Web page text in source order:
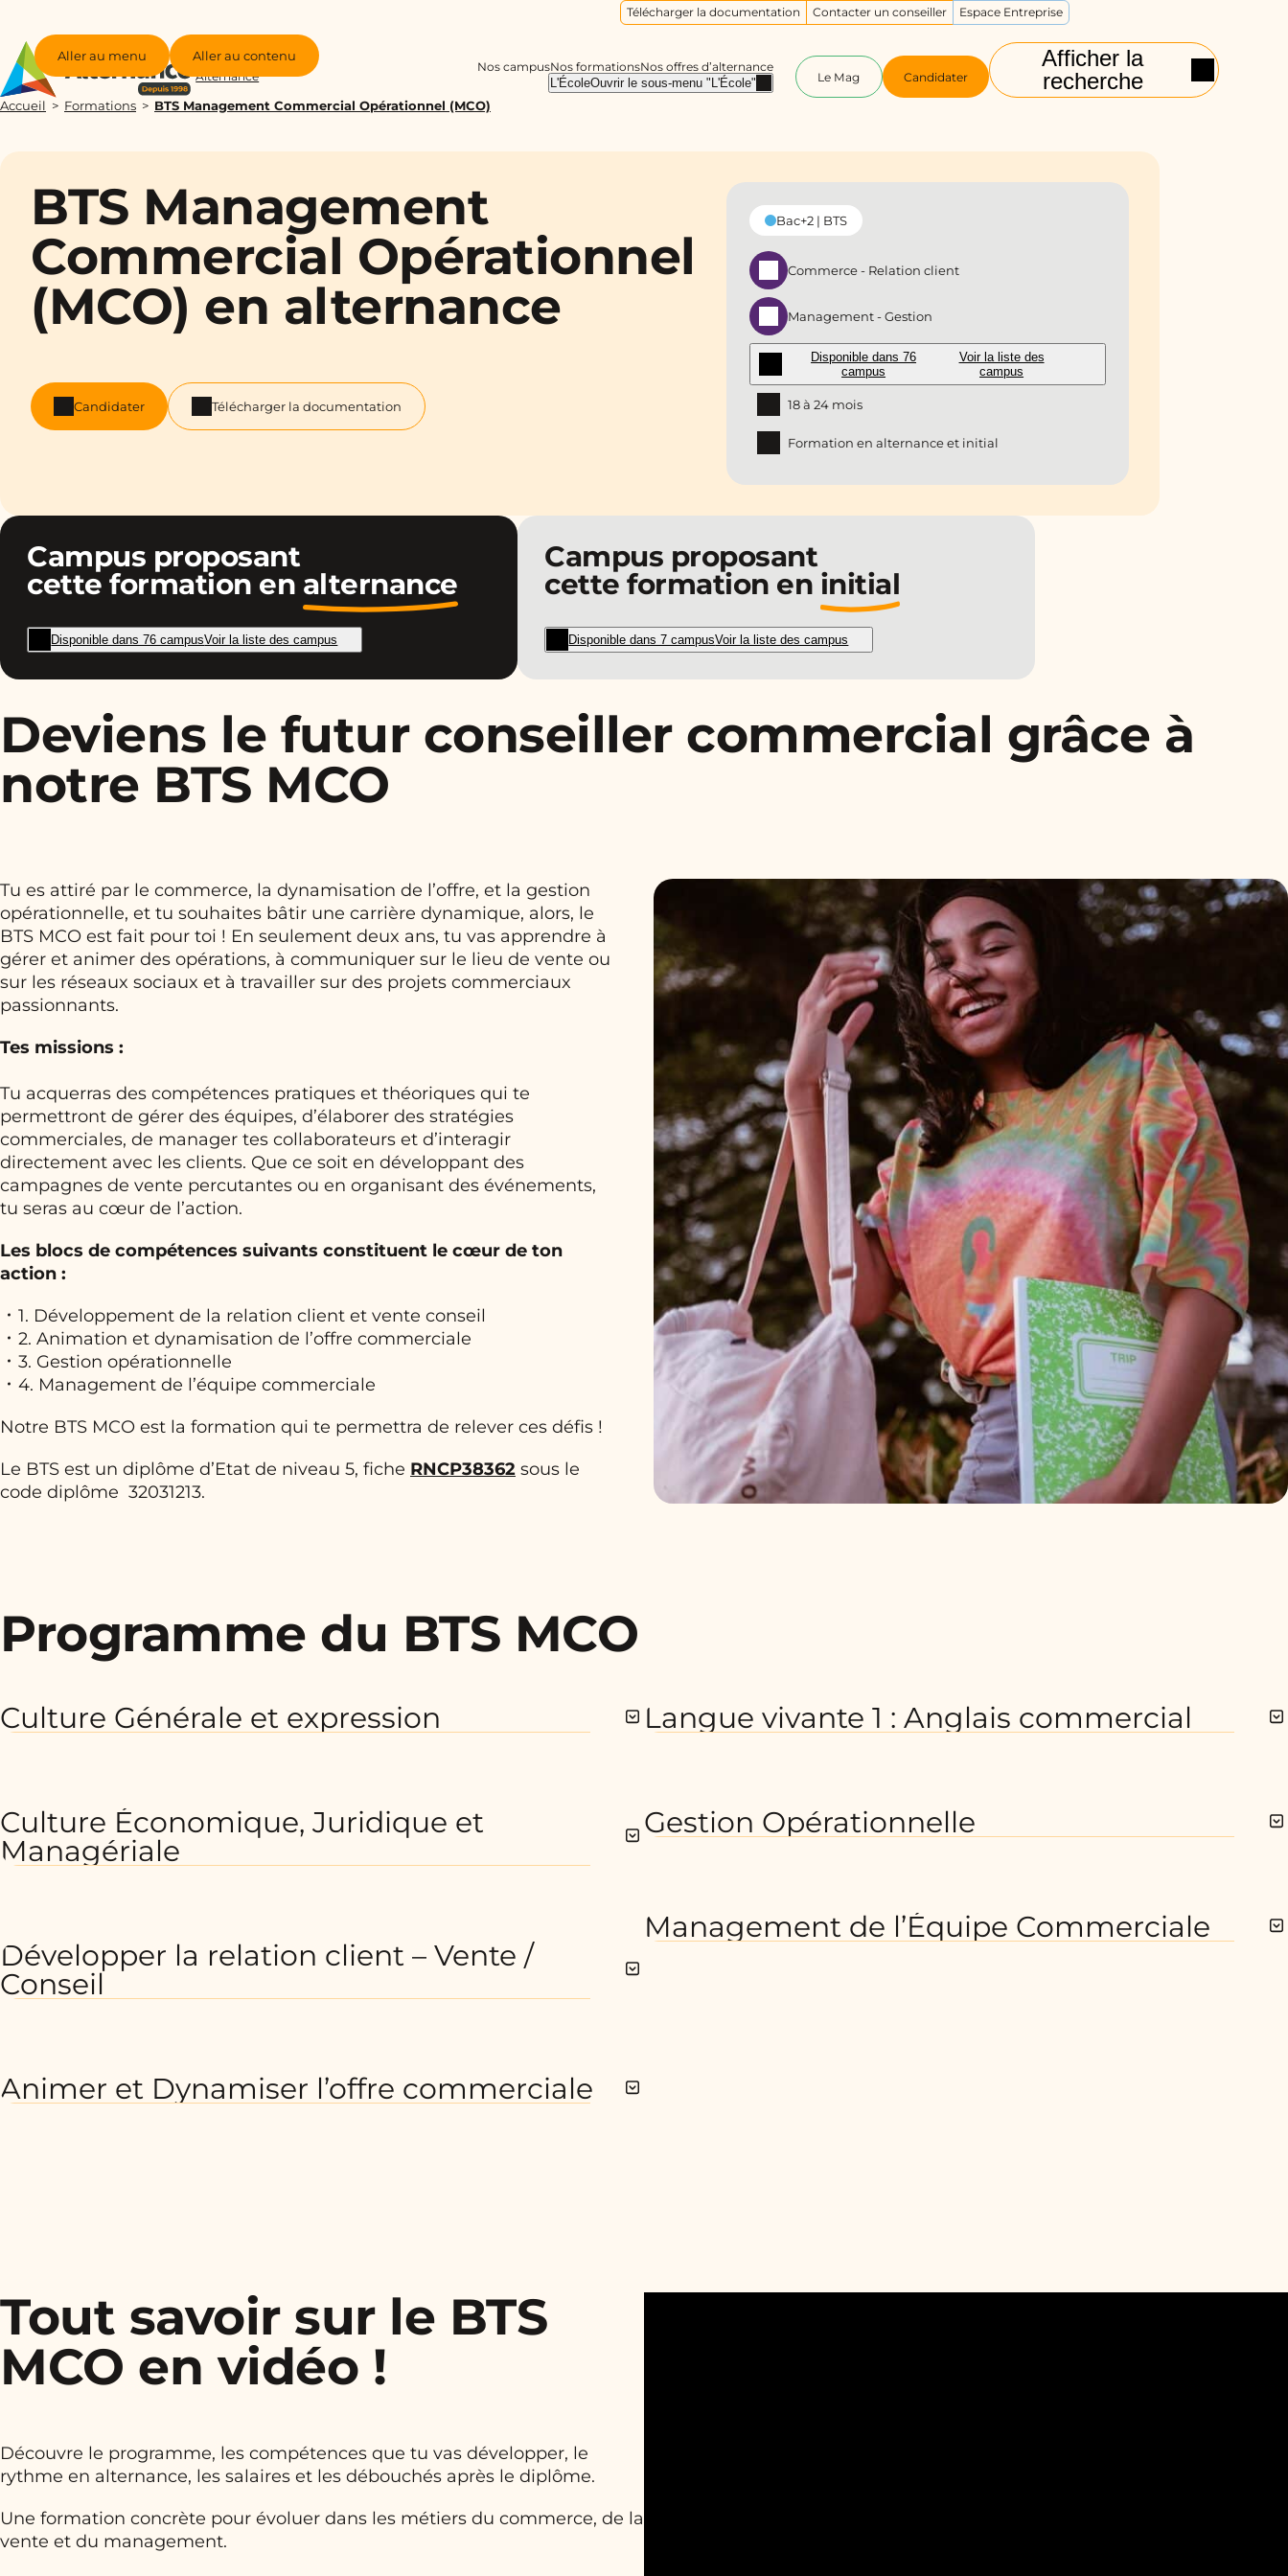
Aller au menu Aller au contenu
Groupe
Alternance
Afficher la
recherche
Nos campusNos formationsNos offres d’alternance
L'ÉcoleOuvrir le sous-menu "L'École" Le Mag Candidater
Télécharger la documentation Contacter un conseiller Espace Entreprise
Accueil Formations BTS Management Commercial Opérationnel (MCO)
BTS Management
Commercial Opérationnel
(MCO) en alternance
Candidater Télécharger la documentation
Bac+2 | BTS
Commerce - Relation client
Management - Gestion
Disponible dans 76
campus
Voir la liste des
campus
18 à 24 mois
Formation en alternance et initial
Campus proposant
cette formation en alternance
Disponible dans 76 campusVoir la liste des campus
Campus proposant
cette formation en initial
Disponible dans 7 campusVoir la liste des campus
Deviens le futur conseiller commercial grâce à
notre BTS MCO
Tu es attiré par le commerce, la dynamisation de l’offre, et la gestion
opérationnelle, et tu souhaites bâtir une carrière dynamique, alors, le
BTS MCO est fait pour toi ! En seulement deux ans, tu vas apprendre à
gérer et animer des opérations, à communiquer sur le lieu de vente ou
sur les réseaux sociaux et à travailler sur des projets commerciaux
passionnants.
Tes missions :
Tu acquerras des compétences pratiques et théoriques qui te
permettront de gérer des équipes, d’élaborer des stratégies
commerciales, de manager tes collaborateurs et d’interagir
directement avec les clients. Que ce soit en développant des
campagnes de vente percutantes ou en organisant des événements,
tu seras au cœur de l’action.
Les blocs de compétences suivants constituent le cœur de ton
action :
1. Développement de la relation client et vente conseil
2. Animation et dynamisation de l’offre commerciale
3. Gestion opérationnelle
4. Management de l’équipe commerciale
Notre BTS MCO est la formation qui te permettra de relever ces défis !
Le BTS est un diplôme d’Etat de niveau 5, fiche RNCP38362 sous le
code diplôme 32031213.
Programme du BTS MCO
Culture Générale et expression
Culture Économique, Juridique et
Managériale
Développer la relation client – Vente /
Conseil
Animer et Dynamiser l’offre commerciale
Langue vivante 1 : Anglais commercial
Gestion Opérationnelle
Management de l’Équipe Commerciale
Tout savoir sur le BTS
MCO en vidéo !
Découvre le programme, les compétences que tu vas développer, le
rythme en alternance, les salaires et les débouchés après le diplôme.
Une formation concrète pour évoluer dans les métiers du commerce, de la
vente et du management.